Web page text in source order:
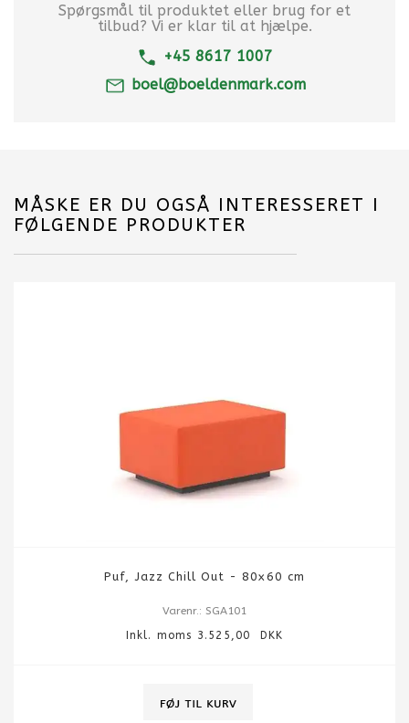
Spørgsmål til produktet eller brug for et
tilbud? Vi er klar til at hjælpe.
+45 8617 1007
boel@boeldenmark.com
MÅSKE ER DU OGSÅ INTERESSERET I
FØLGENDE PRODUKTER
Puf, Jazz Chill Out - 80x60 cm
Varenr.: SGA101
Inkl. moms 3.525,00 DKK